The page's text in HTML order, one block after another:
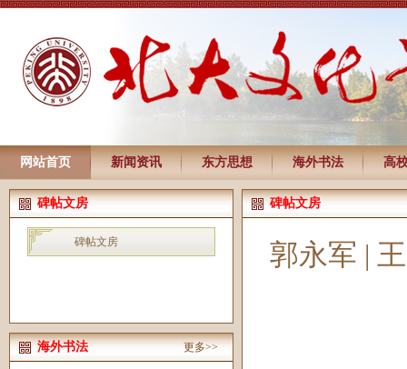
网站首页 新闻资讯 东方思想 海外书法 高
碑帖文房
碑帖文房
海外书法 更多>>
碑帖文房
郭永军 |